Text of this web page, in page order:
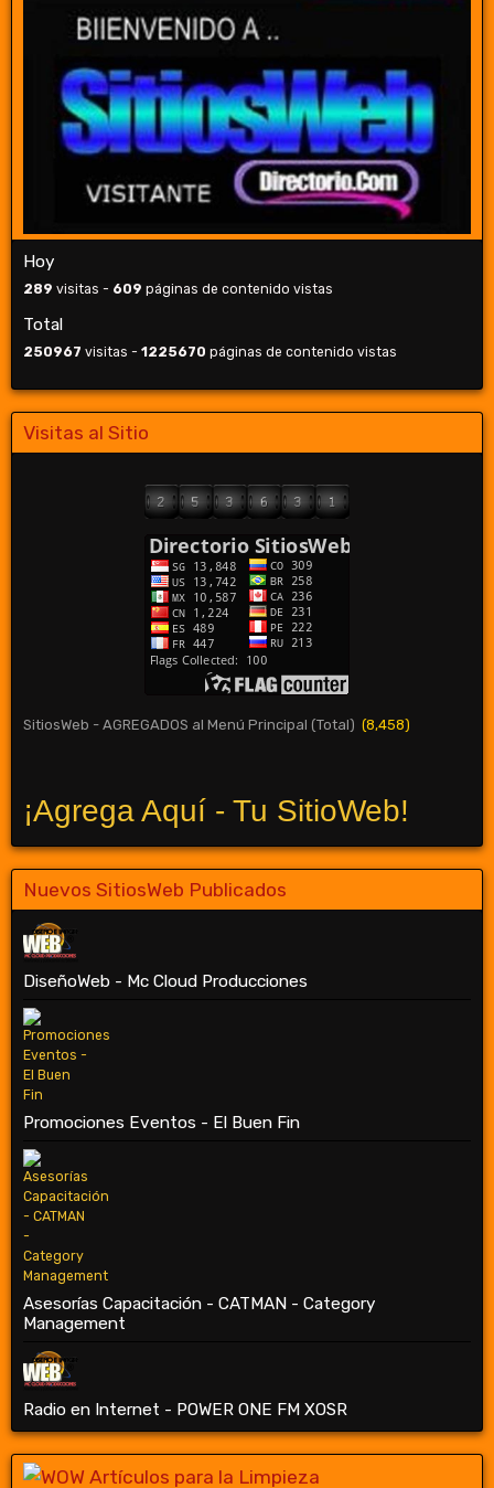
Hoy
289 visitas - 609 páginas de contenido vistas
Total
250967 visitas - 1225670 páginas de contenido vistas
Visitas al Sitio
SitiosWeb - AGREGADOS al Menú Principal (Total) (8,458)
¡Agrega Aquí - Tu SitioWeb!
Nuevos SitiosWeb Publicados
DiseñoWeb - Mc Cloud Producciones
Promociones Eventos - El Buen Fin
Asesorías Capacitación - CATMAN - Category
Management
Radio en Internet - POWER ONE FM XOSR